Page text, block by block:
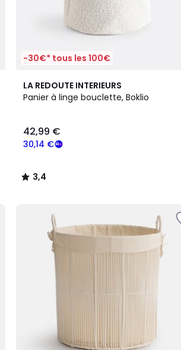
-30€* tous les 100€
LA REDOUTE INTERIEURS
Panier à linge bouclette, Boklio
30,14 €
42,99 €
3,4
/ 5
3,4
/